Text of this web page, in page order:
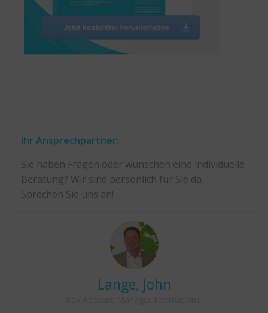
Ihr Ansprechpartner:
Sie haben Fragen oder wünschen eine individuelle
Beratung? Wir sind persönlich für Sie da.
Sprechen Sie uns an!
Lange, John